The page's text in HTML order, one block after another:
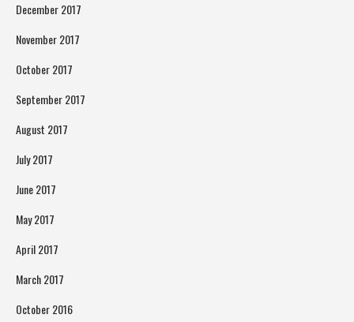
December 2017
November 2017
October 2017
September 2017
August 2017
July 2017
June 2017
May 2017
April 2017
March 2017
October 2016